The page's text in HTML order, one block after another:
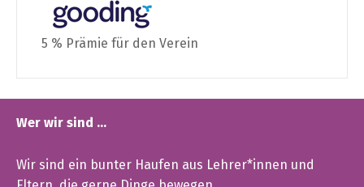
5 % Prämie für den Verein
Wer wir sind …
Wir sind ein bunter Haufen aus Lehrer*innen und